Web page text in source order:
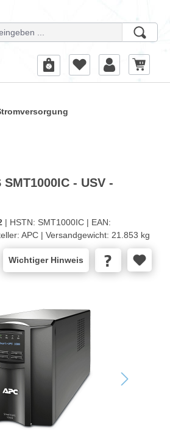
- USV -
| HSTN: SMT1000IC | EAN:
APC | Versandgewicht: 21.853 kg
Wichtiger Hinweis